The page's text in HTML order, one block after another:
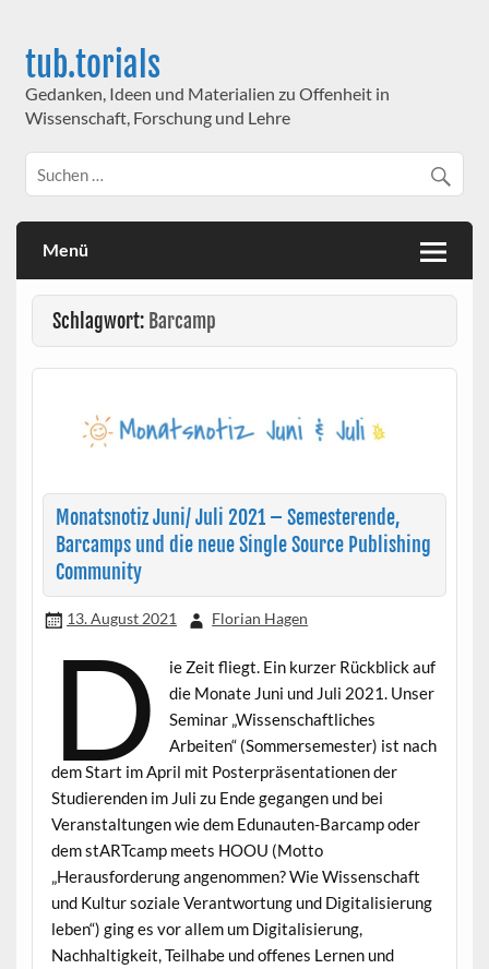
tub.torials
Gedanken, Ideen und Materialien zu Offenheit in
Wissenschaft, Forschung und Lehre
Menü
Schlagwort: Barcamp
Monatsnotiz Juni/ Juli 2021 – Semesterende,
Barcamps und die neue Single Source Publishing
Community
13. August 2021 Florian Hagen
D
ie Zeit fliegt. Ein kurzer Rückblick auf
die Monate Juni und Juli 2021. Unser
Seminar „Wissenschaftliches
Arbeiten“ (Sommersemester) ist nach
dem Start im April mit Posterpräsentationen der
Studierenden im Juli zu Ende gegangen und bei
Veranstaltungen wie dem Edunauten-Barcamp oder
dem stARTcamp meets HOOU (Motto
„Herausforderung angenommen? Wie Wissenschaft
und Kultur soziale Verantwortung und Digitalisierung
leben“) ging es vor allem um Digitalisierung,
Nachhaltigkeit, Teilhabe und offenes Lernen und